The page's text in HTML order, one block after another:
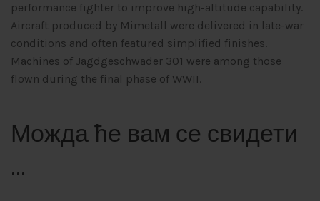
performance fighter to improve high-altitude capability.
Aircraft produced by Mimetall were delivered in late-war
conditions and often featured simplified finishes.
Machines of Jagdgeschwader 301 were among those
flown during the final phase of WWII.
Можда ће вам се свидети
…